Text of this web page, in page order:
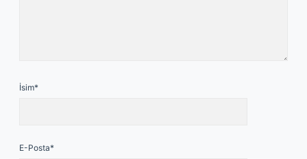
İsim*
E-Posta*